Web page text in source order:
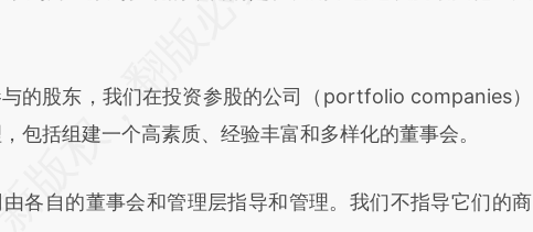
股东，我们在投资参股的公司（portfolio companies）
包括组建一个高素质、经验丰富和多样化的董事会。
自的董事会和管理层指导和管理。我们不指导它们的商